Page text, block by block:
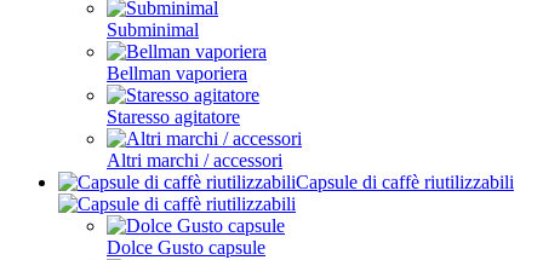
Subminimal
Bellman vaporiera
Staresso agitatore
Altri marchi / accessori
Capsule di caffè riutilizzabili
Dolce Gusto capsule